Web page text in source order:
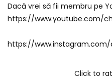
Dacă vrei să fii membru pe
https://www.youtube.com/
https://
Click to